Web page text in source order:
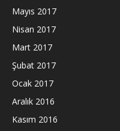
Mayıs 2017
Nisan 2017
Mart 2017
Şubat 2017
Ocak 2017
Aralık 2016
Kasım 2016